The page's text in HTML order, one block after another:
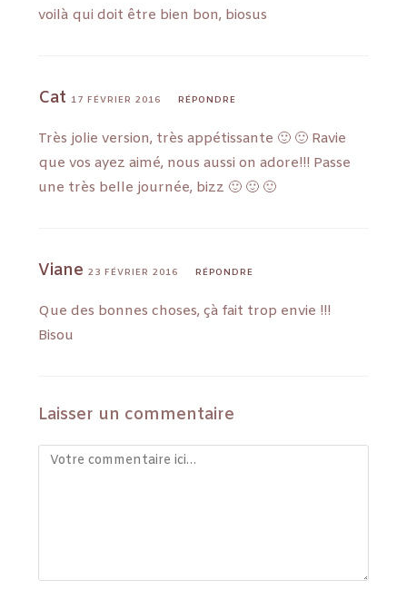
voilà qui doit être bien bon, biosus
Cat 17 FÉVRIER 2016 RÉPONDRE
Très jolie version, très appétissante 🙂 🙂 Ravie
que vos ayez aimé, nous aussi on adore!!! Passe
une très belle journée, bizz 🙂 🙂 🙂
Viane 23 FÉVRIER 2016 RÉPONDRE
Que des bonnes choses, çà fait trop envie !!!
Bisou
Laisser un commentaire